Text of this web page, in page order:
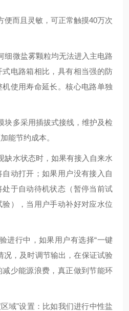
便而且灵敏，可正常触摸40万次
细微盐雾颗粒均无法进入主电路
电路箱相比，具有相当强的防
使用寿命延长。核心电路单独
块多采用插拔式接线，维护及检
能节约成本。
缺水状态时，如果有接入自来水
动打开；如果用户没有接入自
于自动待机状态（暂停当前试
），当用户手动补好对应水位
进行中，如果用户有选择“一键
况，及时调节输出，在保证试验
少能源浪费，真正做到节能环
域"设置：比如我们进行中性盐